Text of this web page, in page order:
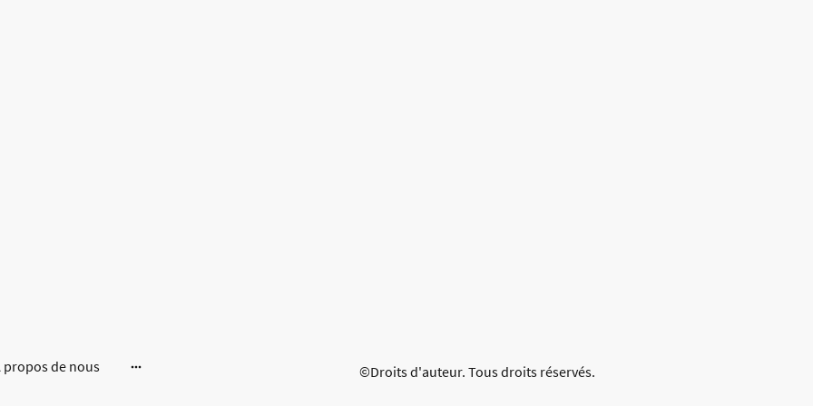
propos de nous ©Droits d'auteur. Tous droits réservés.